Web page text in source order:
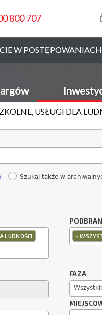
800 707
W POSTĘPOWANIACH
USŁUGI DLA
Szukaj także w
LUDNOŚCI ×
FAZA